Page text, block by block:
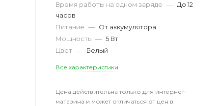
Время работы на одном заряде — До 12
часов
Питание — От аккумулятора
Мощность — 5 Вт
Цвет — Белый
Все характеристики
Цена действительна только для интернет-
магазина и может отличаться от цен в